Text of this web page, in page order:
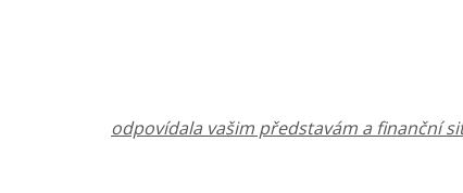
odpovídala vašim představám a finanční